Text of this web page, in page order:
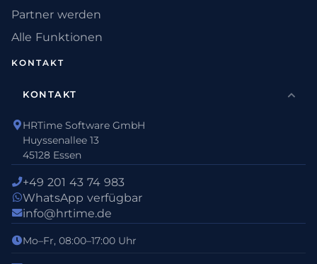
Partner werden
Alle Funktionen
KONTAKT
KONTAKT
HRTime Software GmbH
Huyssenallee 13
45128 Essen
+49 201 43 74 983
WhatsApp verfügbar
info@hrtime.de
Mo–Fr, 08:00–17:00 Uhr